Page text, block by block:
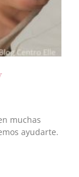
muchas
ayudarte.